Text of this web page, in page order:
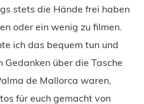
stets die Hände frei haben
oder ein wenig zu filmen.
ich das bequem tun und
über die Tasche
de Mallorca waren,
für euch gemacht von